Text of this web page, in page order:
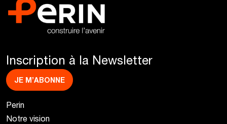
Inscription à la Newsletter
JE M’ABONNE
Perin
Notre vision